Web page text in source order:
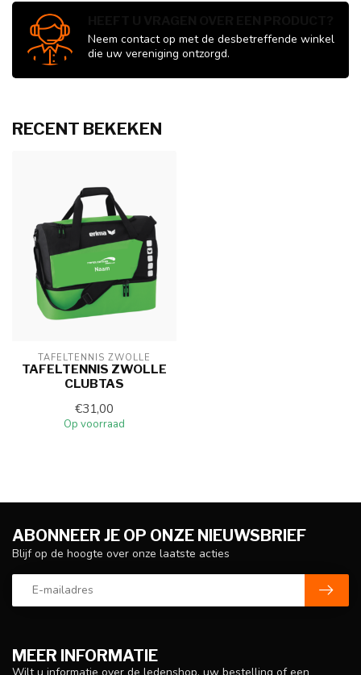
Neem contact op met de desbetreffende winkel
die uw vereniging ontzorgd.
RECENT BEKEKEN
TAFELTENNIS ZWOLLE
TAFELTENNIS ZWOLLE
CLUBTAS
€31,00
Op voorraad
MEER INFORMATIE
Wilt u informatie over de ledenshop, uw bestelling of een
ABONNEER JE OP ONZE NIEUWSBRIEF
Blijf op de hoogte over onze laatste acties